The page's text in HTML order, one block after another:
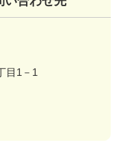
目1－1